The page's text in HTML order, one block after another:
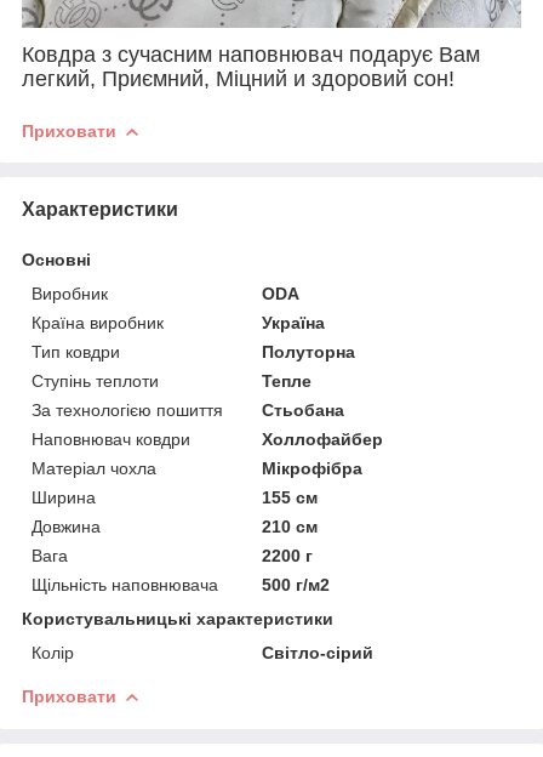
Ковдра з сучасним наповнювач подарує Вам
легкий, Приємний, Міцний и здоровий сон!
Приховати
Характеристики
Основні
Виробник
ODA
Країна виробник
Україна
Тип ковдри
Полуторна
Ступінь теплоти
Тепле
За технологією пошиття
Стьобана
Наповнювач ковдри
Холлофайбер
Матеріал чохла
Мікрофібра
Ширина
155 см
Довжина
210 см
Вага
2200 г
Щільність наповнювача
500 г/м2
Користувальницькі характеристики
Колір
Світло-сірий
Приховати